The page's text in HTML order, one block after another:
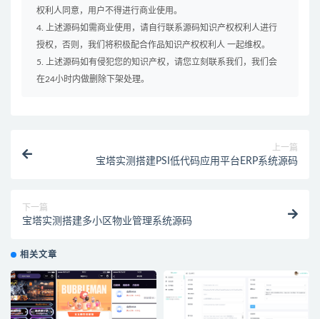
权利人同意，用户不得进行商业使用。
4. 上述源码如需商业使用，请自行联系源码知识产权权利人进行
授权，否则，我们将积极配合作品知识产权权利人 一起维权。
5. 上述源码如有侵犯您的知识产权，请您立刻联系我们，我们会
在24小时内做删除下架处理。
上一篇
宝塔实测搭建PSI低代码应用平台ERP系统源码
下一篇
宝塔实测搭建多小区物业管理系统源码
相关文章